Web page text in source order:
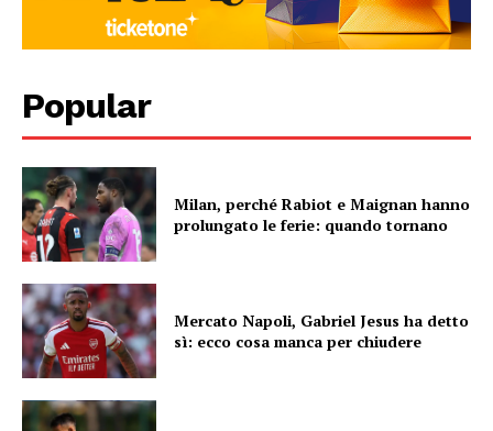
Popular
Milan, perché Rabiot e Maignan hanno
prolungato le ferie: quando tornano
Mercato Napoli, Gabriel Jesus ha detto
sì: ecco cosa manca per chiudere